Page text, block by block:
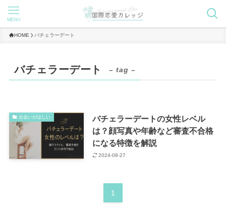
MENU
HOME バチェラーデート
バチェラーデート – tag –
出会いがほしい
バチェラーデートの女性レベル
は？顔写真や年齢など審査不合格
になる特徴を解説
2024-08-27
1